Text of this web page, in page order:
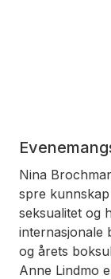
Nina
spre
seksualitet og
internasjonale
og årets
Anne Lindmo